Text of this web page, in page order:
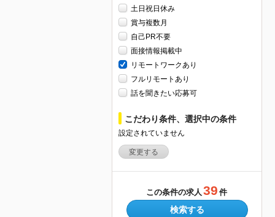
土日祝日休み
賞与複数月
自己PR不要
面接情報掲載中
リモートワークあり
フルリモートあり
話を聞きたい応募可
こだわり条件、選択中の条件
設定されていません
変更する
この条件の求人 39 件
検索する